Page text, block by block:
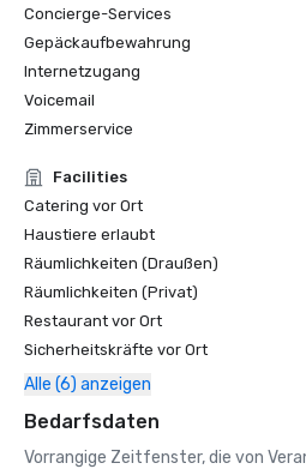
Concierge-Services
Gepäckaufbewahrung
Internetzugang
Voicemail
Zimmerservice
Facilities
Catering vor Ort
Haustiere erlaubt
Räumlichkeiten (Draußen)
Räumlichkeiten (Privat)
Restaurant vor Ort
Sicherheitskräfte vor Ort
Alle (6) anzeigen
Bedarfsdaten
Vorrangige Zeitfenster, die von